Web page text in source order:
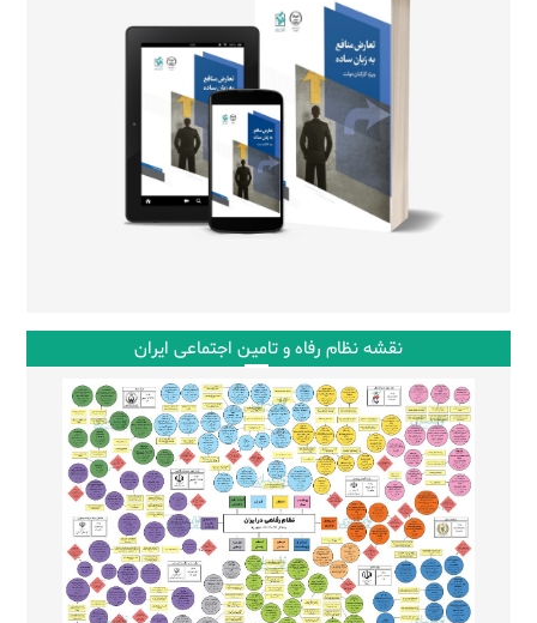
نقشه نظام رفاه و تامین اجتماعی ایران